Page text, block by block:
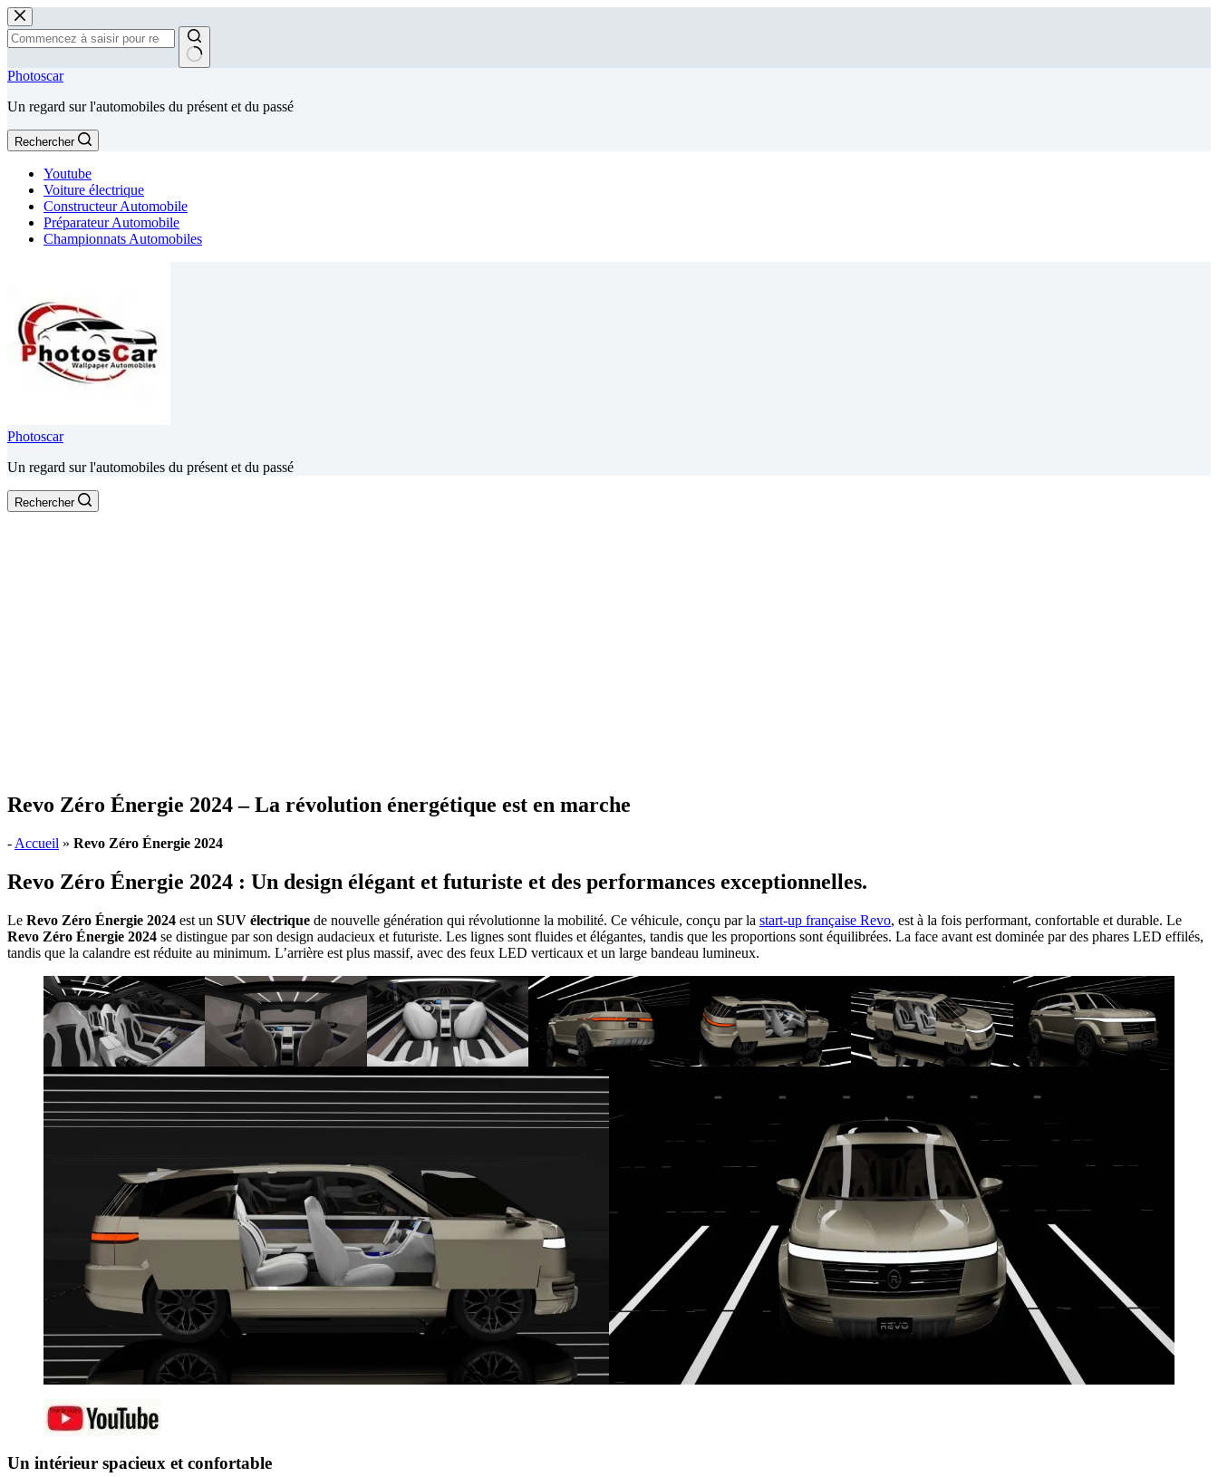
Passer
au
contenu
Aucun
Photoscar
Un regard sur l'automobiles du présent et du passé
Rechercher
Youtube
Voiture électrique
Constructeur Automobile
Préparateur Automobile
Championnats Automobiles
Photoscar
Un regard sur l'automobiles du présent et du passé
Rechercher
Revo Zéro Énergie 2024 – La révolution énergétique est en marche
- Accueil » Revo Zéro Énergie 2024
Revo Zéro Énergie 2024 : Un design élégant et futuriste et des performances exceptionnelles.
Le Revo Zéro Énergie 2024 est un SUV électrique de nouvelle génération qui révolutionne la mobilité. Ce véhicule, conçu par la start-up française Revo, est à la fois performant, confortable et durable. Le
Revo Zéro Énergie 2024 se distingue par son design audacieux et futuriste. Les lignes sont fluides et élégantes, tandis que les proportions sont équilibrées. La face avant est dominée par des phares LED effilés,
tandis que la calandre est réduite au minimum. L’arrière est plus massif, avec des feux LED verticaux et un large bandeau lumineux.
Un intérieur spacieux et confortable